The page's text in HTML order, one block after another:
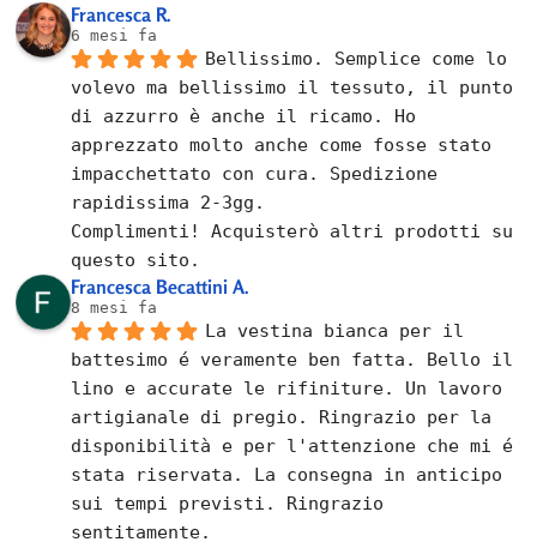
Francesca R.
6 mesi fa
Bellissimo. Semplice come lo
volevo ma bellissimo il tessuto, il punto
di azzurro è anche il ricamo. Ho
apprezzato molto anche come fosse stato
impacchettato con cura. Spedizione
rapidissima 2-3gg.
Complimenti! Acquisterò altri prodotti su
questo sito.
Francesca Becattini A.
8 mesi fa
La vestina bianca per il
battesimo é veramente ben fatta. Bello il
lino e accurate le rifiniture. Un lavoro
artigianale di pregio. Ringrazio per la
disponibilità e per l'attenzione che mi é
stata riservata. La consegna in anticipo
sui tempi previsti. Ringrazio
sentitamente.